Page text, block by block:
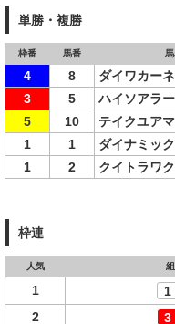
単勝・複勝
枠番 馬番 馬
4 8 ダイワカー
3
5 ハイソアラー
5
10 テイクユア
1
1 ダイナミッ
1
2 クイトラワク
枠連
人気
1 1
2
3